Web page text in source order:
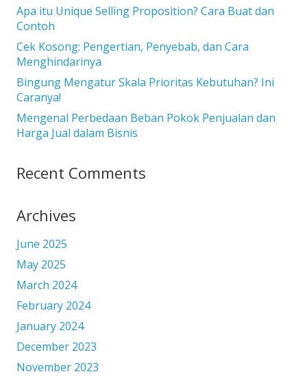
Apa itu Unique Selling Proposition? Cara Buat dan
Contoh
Cek Kosong: Pengertian, Penyebab, dan Cara
Menghindarinya
Bingung Mengatur Skala Prioritas Kebutuhan? Ini
Caranya!
Mengenal Perbedaan Beban Pokok Penjualan dan
Harga Jual dalam Bisnis
Recent Comments
Archives
June 2025
May 2025
March 2024
February 2024
January 2024
December 2023
November 2023